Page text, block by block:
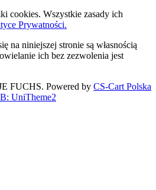
cookies. Wszystkie zasady ich
Prywatności.
na niniejszej stronie są własnością
ich bez zezwolenia jest
FUCHS. Powered by CS-Cart Polska
UniTheme2